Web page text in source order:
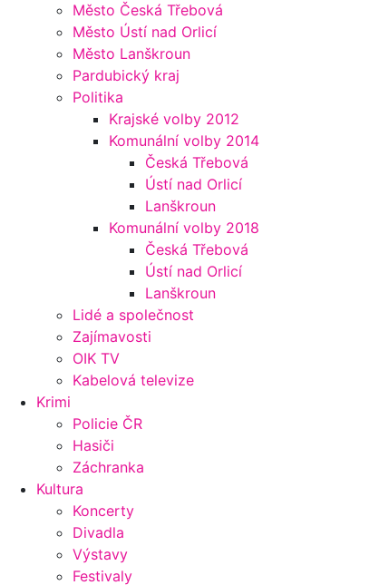
Město Česká Třebová
Město Ústí nad Orlicí
Město Lanškroun
Pardubický kraj
Politika
Krajské volby 2012
Komunální volby 2014
Česká Třebová
Ústí nad Orlicí
Lanškroun
Komunální volby 2018
Česká Třebová
Ústí nad Orlicí
Lanškroun
Lidé a společnost
Zajímavosti
OIK TV
Kabelová televize
Krimi
Policie ČR
Hasiči
Záchranka
Kultura
Koncerty
Divadla
Výstavy
Festivaly